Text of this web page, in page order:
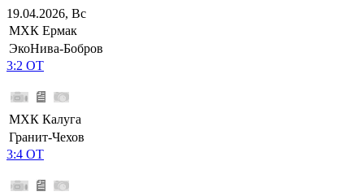
19.04.2026, Вс
МХК Ермак
ЭкоНива-Бобров
3:2 ОТ
МХК Калуга
Гранит-Чехов
3:4 ОТ